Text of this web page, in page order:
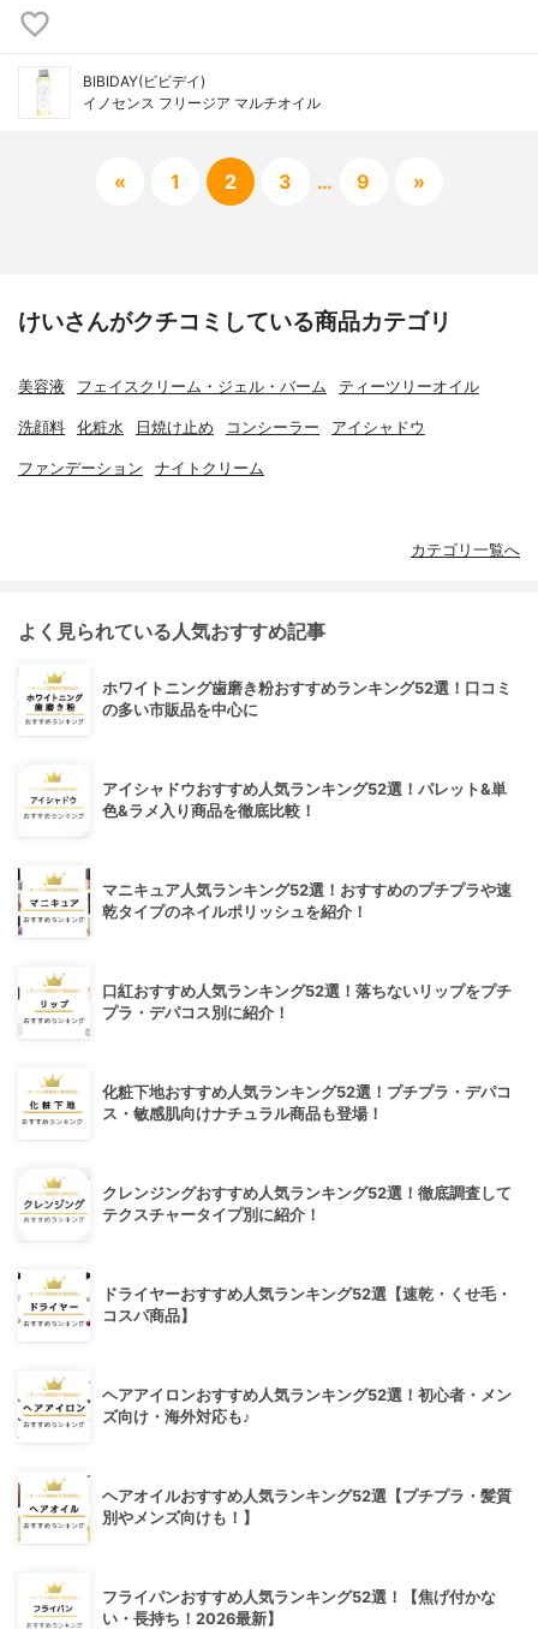
BIBIDAY(ビビデイ)
イノセンス フリージア マルチオイル
« 1 2 3 … 9 »
けいさんがクチコミしている商品カテゴリ
美容液 フェイスクリーム・ジェル・バーム ティーツリーオイル
洗顔料 化粧水 日焼け止め コンシーラー アイシャドウ
ファンデーション ナイトクリーム
カテゴリ一覧へ
よく見られている人気おすすめ記事
ホワイトニング歯磨き粉おすすめランキング52選！口コミ
の多い市販品を中心に
アイシャドウおすすめ人気ランキング52選！パレット&単
色&ラメ入り商品を徹底比較！
マニキュア人気ランキング52選！おすすめのプチプラや速
乾タイプのネイルポリッシュを紹介！
口紅おすすめ人気ランキング52選！落ちないリップをプチ
プラ・デパコス別に紹介！
化粧下地おすすめ人気ランキング52選！プチプラ・デパコ
ス・敏感肌向けナチュラル商品も登場！
クレンジングおすすめ人気ランキング52選！徹底調査して
テクスチャータイプ別に紹介！
ドライヤーおすすめ人気ランキング52選【速乾・くせ毛・
コスパ商品】
ヘアアイロンおすすめ人気ランキング52選！初心者・メン
ズ向け・海外対応も♪
ヘアオイルおすすめ人気ランキング52選【プチプラ・髪質
別やメンズ向けも！】
フライパンおすすめ人気ランキング52選！【焦げ付かな
い・長持ち！2026最新】